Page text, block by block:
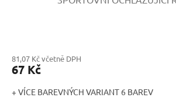
81,07 Kč včetně DPH
67 Kč
+ VÍCE BAREVNÝCH VARIANT 6 BAREV